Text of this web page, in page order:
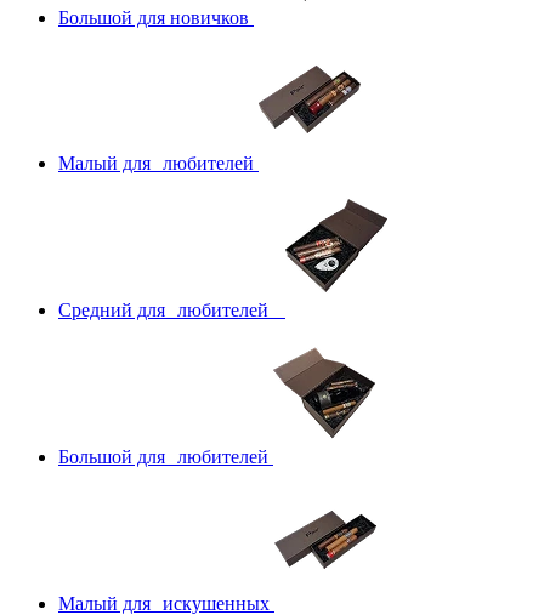
Большой для новичков
Малый для любителей
Средний для любителей
Большой для любителей
Малый для искушенных